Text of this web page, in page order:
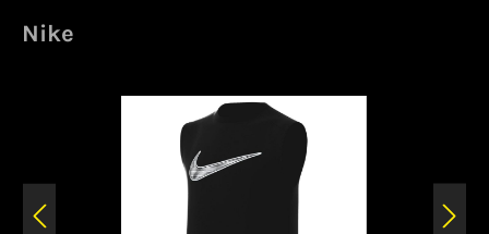
Nike
Bildergalerie überspringen